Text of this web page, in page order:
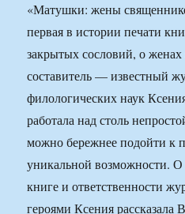
«Матушки: жены
первая в истории печати
закрытых сословий, о
составитель — известный
филологических наук
работала над столь
можно бережнее подойти к
уникальной возможности.
книге и ответственности
героями Ксения